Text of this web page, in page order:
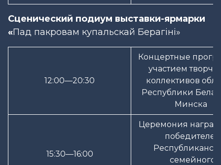
Сценический подиум выставки-ярмарки
«Пад пакровам купальскай Берагіні»
12:00—20:30
Концертные
участием
коллективов
Республики
Минска
15:30—16:00
Церемония
победителей
семейного